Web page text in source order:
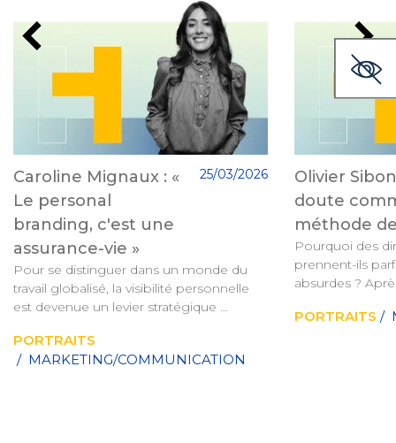
Caroline Mignaux : «
Le personal
branding, c'est une
assurance-vie »
25/03/2026
Pour se distinguer dans un monde du
travail globalisé, la visibilité personnelle
est devenue un levier stratégique
dirigeants. Pour Caroline Mignaux,
fondatrice de l’Agence Personnelle,
PORTRAITS
/ MARKETING/COMMUNICATION
Olivier
doute
méthode
Pourquoi des
prennent-ils
absurdes ?
fait de cette
PORTRAITS /